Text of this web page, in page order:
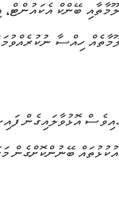
ބޭންކް
ހިއްސާ
އޮޅުވާލައިގެން
ބޭނުންކޮށްގެން